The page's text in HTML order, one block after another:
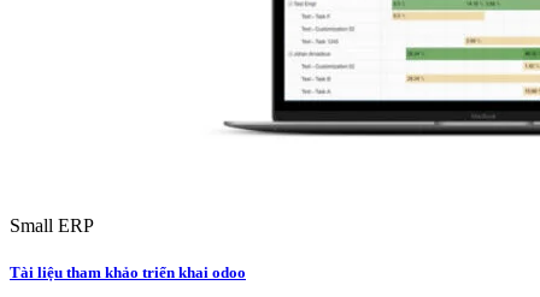
Small ERP
Tài liệu tham khảo triển khai odoo